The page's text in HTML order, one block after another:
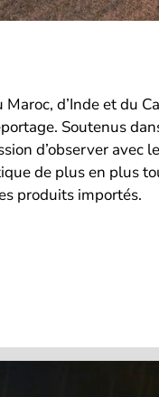
d’Inde et du
Soutenus
d’observer avec
de plus en plus
produits importés.